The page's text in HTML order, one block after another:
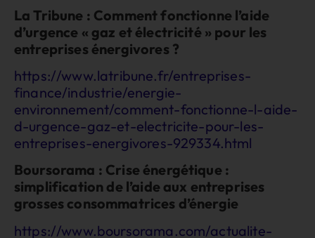
La Tribune : Comment fonctionne l’aide
d’urgence « gaz et électricité » pour les
entreprises énergivores ?
https://www.latribune.fr/entreprises-
finance/industrie/energie-
environnement/comment-fonctionne-l-aide-
d-urgence-gaz-et-electricite-pour-les-
entreprises-energivores-929334.html
Boursorama : Crise énergétique :
simplification de l’aide aux entreprises
grosses consommatrices d’énergie
https://www.boursorama.com/actualite-